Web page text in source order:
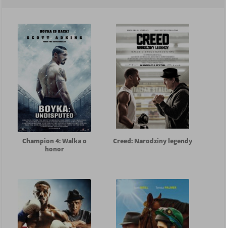
Champion 4: Walka o
honor
Creed: Narodziny legendy